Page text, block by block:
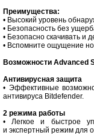
Преимущества:
• Высокий уровень
• Безопасность без
• Безопасно скачивать и
• Вспомните ощущение
Возможности Advanced
Антивирусная защита
• Эффективные
антивируса Bitdefender.
2 режима работы
• Легкое и быстрое
и экспертный режим для